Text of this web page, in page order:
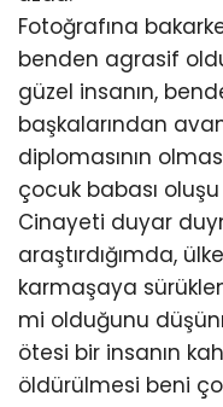
Fotoğrafına
benden agrasif
güzel insanın,
başkalarından
diplomasının
çocuk babası
Cinayeti duyar
araştırdığımda,
karmaşaya
mi olduğunu
ötesi bir insanın
öldürülmesi beni